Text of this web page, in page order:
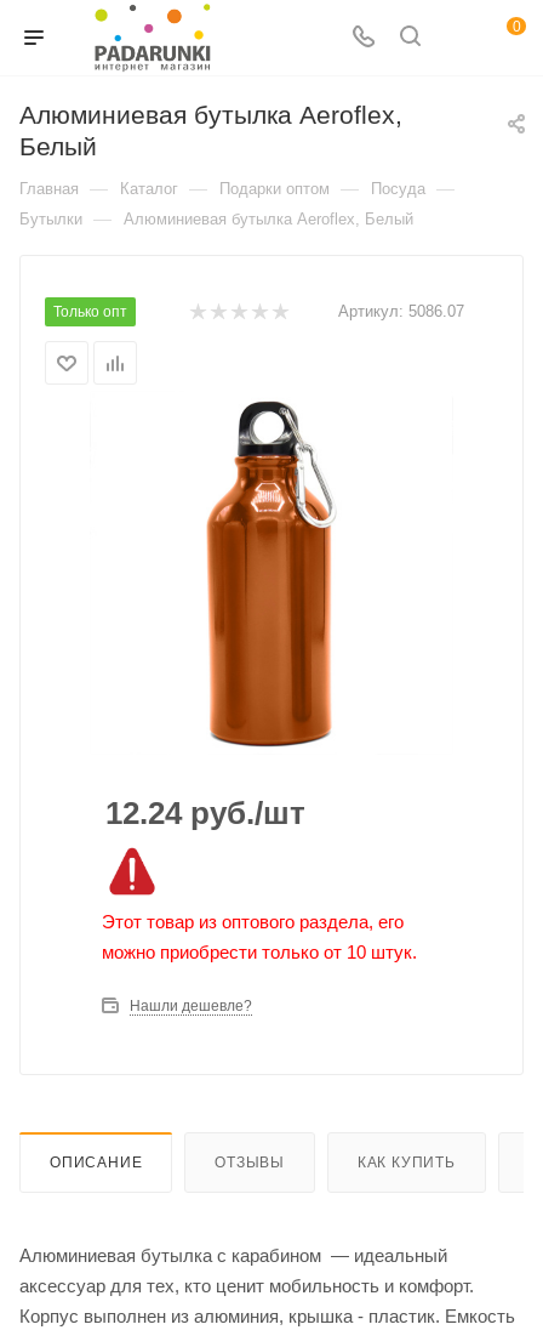
0
Алюминиевая бутылка Aeroflex,
Белый
Главная — Каталог — Подарки оптом — Посуда —
Бутылки — Алюминиевая бутылка Aeroflex, Белый
Только опт Артикул: 5086.07
12.24руб./шт
Этот товар из оптового раздела, его
можно приобрести только от 10 штук.
Нашли дешевле?
ОПИСАНИЕ ОТЗЫВЫ КАК КУПИТЬ
Алюминиевая бутылка с карабином — идеальный
аксессуар для тех, кто ценит мобильность и комфорт.
Корпус выполнен из алюминия, крышка - пластик. Емкость